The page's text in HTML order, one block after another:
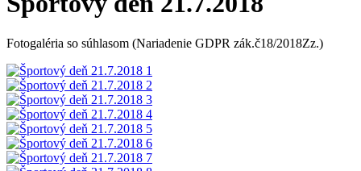
Fotogaléria so súhlasom (Nariadenie GDPR zák.č18/2018Zz.)